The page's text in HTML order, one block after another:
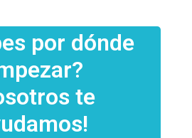
por dónde
te